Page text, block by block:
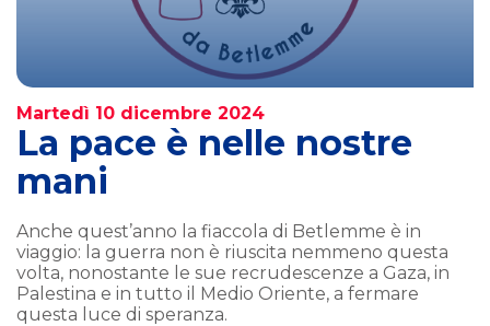
Martedì 10 dicembre 2024
La pace è nelle nostre
mani
Anche quest’anno la fiaccola di Betlemme è in
viaggio: la guerra non è riuscita nemmeno questa
volta, nonostante le sue recrudescenze a Gaza, in
Palestina e in tutto il Medio Oriente, a fermare
questa luce di speranza.